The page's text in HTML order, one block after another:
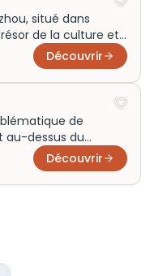
situé dans
de la culture et
surveiller le
il offre
travers le passé de
des visiteurs
réserver des
Une visite
son rôle vital
local.
Découvrir
de
au-dessus du
elle illustre le
tout en célébrant
de technologie
pour une visite est
Découvrir